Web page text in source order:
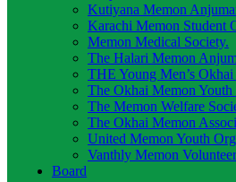
Kutiyana Memon
Karachi Memon Student
Memon Medical Society.
The Halari Memon
THE Young Men’s
The Okhai Memon Youth
The Memon Welfare
The Okhai Memon
United Memon Youth
Vanthly Memon
Board